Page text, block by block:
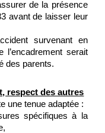
de la présence
avant de laisser leur
survenant en
l’encadrement serait
des parents.
respect des autres
une tenue adaptée :
spécifiques à la